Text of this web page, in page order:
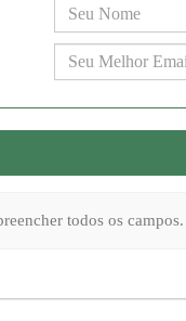
todos os campos.